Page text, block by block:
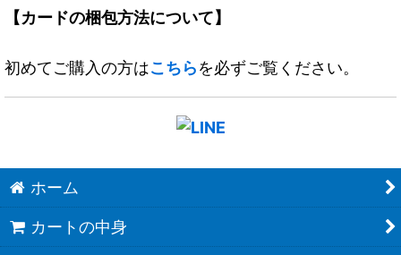
【カードの梱包方法について】
初めてご購入の方はこちらを必ずご覧ください。
ホーム
カートの中身